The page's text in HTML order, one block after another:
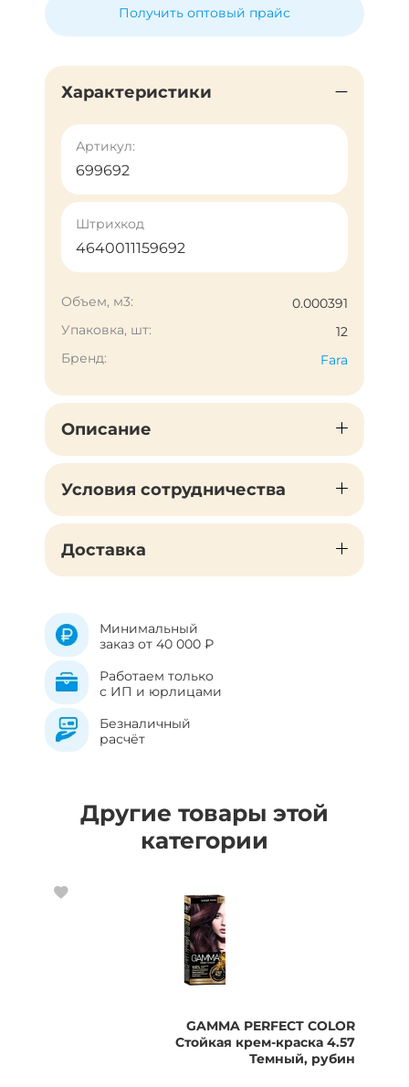
Получить оптовый прайс
Характеристики
Артикул:
699692
Штрихкод
4640011159692
Объем, м3:
0.000391
Упаковка, шт:
12
Бренд:
Fara
Описание
Условия сотрудничества
Доставка
Минимальный
заказ от 40 000 ₽
Работаем только
с ИП и юрлицами
Безналичный
расчёт
Другие товары этой
категории
GAMMA PERFECT COLOR
Стойкая крем-краска 4.57
Темный, рубин